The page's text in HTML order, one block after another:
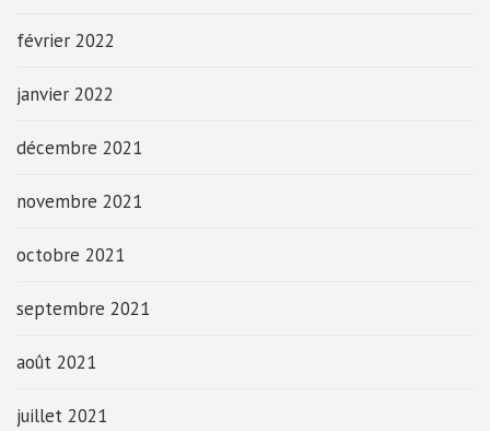
février 2022
janvier 2022
décembre 2021
novembre 2021
octobre 2021
septembre 2021
août 2021
juillet 2021